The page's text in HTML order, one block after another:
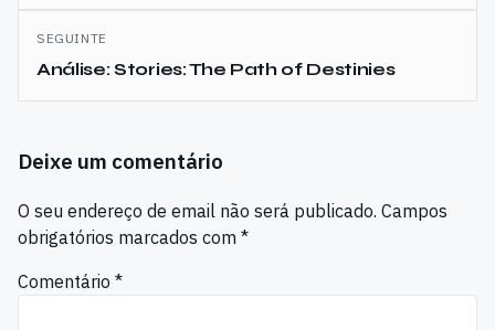
artigos
SEGUINTE
Análise: Stories: The Path of Destinies
Deixe um comentário
O seu endereço de email não será publicado. Campos
obrigatórios marcados com *
Comentário *